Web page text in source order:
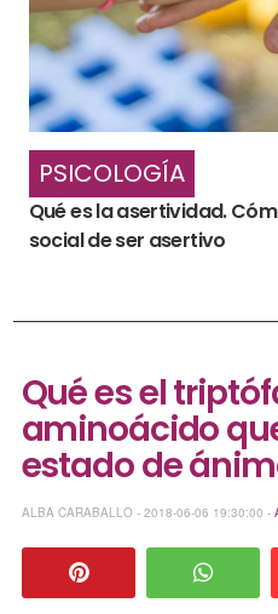
PSICOLOGÍA
Qué es la asertividad.
social de ser asertivo
Qué es el
aminoácido
estado de
ALBA CARABALLO - 2018-06-06 19:30:00 -